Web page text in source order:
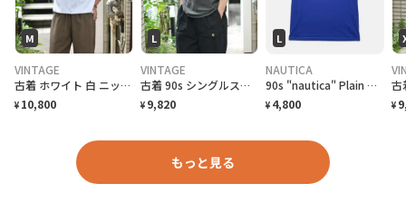
M
VINTAGE
古着 ホワイト 白 ニットポロ ポロシャツ 半袖ポロシャツ プルオーバー
¥ 10,800
L
VINTAGE
古着 90s シングルステッチ 大麻合法化運動 プリントTシャツ フェード
¥ 9,820
L
NAUTICA
90s "nautica" Plain T-Shirt ノーティカ 無地Tシャツ [L]
¥ 4,800 ¥
もっと見る